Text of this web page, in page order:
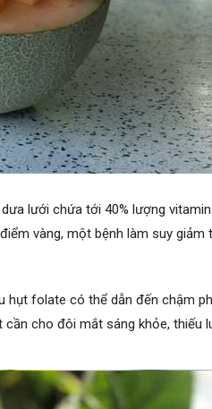
lưới chứa tới 40% lượng
vàng, một bệnh làm suy
folate có thể dẫn đến chậm
cho đôi mắt sáng khỏe, thiếu